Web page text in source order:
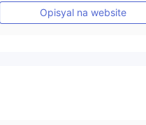
Paggawa ng Market (MM)
Pangunahing label na MT4
Opisyal na website